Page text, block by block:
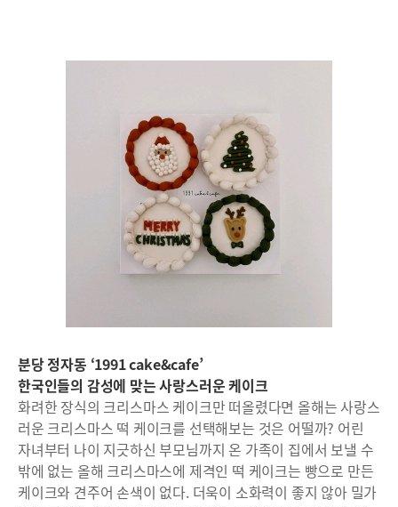
분당 정자동 ‘1991 cake&cafe’
한국인들의 감성에 맞는 사랑스러운 케이크
화려한 장식의 크리스마스 케이크만 떠올렸다면 올해는 사랑스
러운 크리스마스 떡 케이크를 선택해보는 것은 어떨까? 어린
자녀부터 나이 지긋하신 부모님까지 온 가족이 집에서 보낼 수
밖에 없는 올해 크리스마스에 제격인 떡 케이크는 빵으로 만든
케이크와 견주어 손색이 없다. 더욱이 소화력이 좋지 않아 밀가